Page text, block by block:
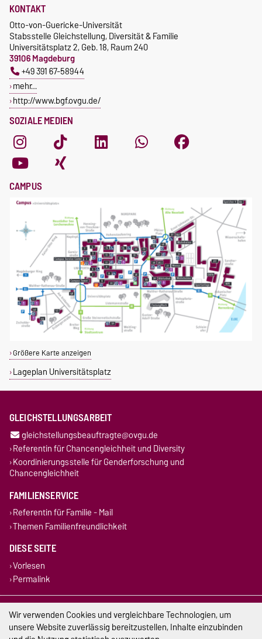
SOZIALE MEDIEN
KONTAKT
Otto-von-Guericke-Universität
Stabsstelle Gleichstellung, Diversität & Familie
Universitätsplatz 2, Geb. 18, Raum 240
39106 Magdeburg
+49 391 67-58944
mehr…
http://www.bgf.ovgu.de/
CAMPUS
Größere Karte anzeigen
Lageplan Universitätsplatz
GLEICHSTELLUNGSARBEIT
gleichstellungsbeauftragte@ovgu.de
Referentin für Chancengleichheit und Diversity
Koordinierungsstelle für Genderforschung und
Chancengleichheit
FAMILIENSERVICE
Referentin für Familie - Mail
Themen Familienfreundlichkeit
DIESE SEITE
Vorlesen
Permalink
Impressum
Datenschutz
Wir verwenden Cookies und vergleichbare Technologien, um
unsere Website zuverlässig bereitzustellen, Inhalte einzubinden